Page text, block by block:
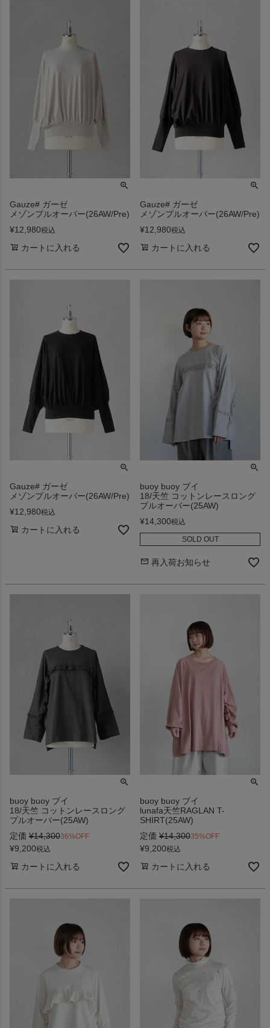
Gauze# ガーゼ
メゾンプルオーバー(26AW/Pre)
¥12,980税込
カートに入れる
Gauze# ガーゼ
メゾンプルオーバー(26AW/Pre)
¥12,980税込
カートに入れる
Gauze# ガーゼ
メゾンプルオーバー(26AW/Pre)
¥12,980税込
カートに入れる
buoy buoy ブイ
18/天竺 コットンレースロング
プルオーバー(25AW)
¥14,300税込
SOLD OUT
再入荷お知らせ
buoy buoy ブイ
18/天竺 コットンレースロング
プルオーバー(25AW)
定価 ¥14,30036%OFF
¥9,200税込
カートに入れる
buoy buoy ブイ
lunafa天竺RAGLAN T-
SHIRT(25AW)
定価 ¥14,30035%OFF
¥9,200税込
カートに入れる